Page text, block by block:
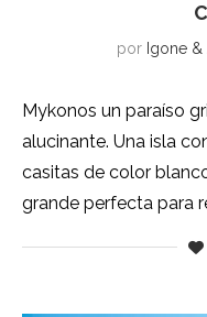
por Igone
Mykonos un paraíso
alucinante. Una isla
casitas de color
grande perfecta para